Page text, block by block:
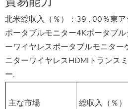
北米総収入（％）：39 . 00％東
ポータブルモニター4Kポータブ
ーワイヤレスポータブルモニター
ニターワイヤレスHDMIトランス
ー.
主な市場 総収入（％）